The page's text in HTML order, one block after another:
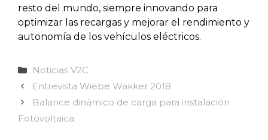
resto del mundo, siempre innovando para
optimizar las recargas y mejorar el rendimiento y
autonomía de los vehículos eléctricos.
Categorías
Noticias V2C
Entrevista Wiebe Wakker 2018
Balance dinámico de carga para instalación
Fotovoltaica